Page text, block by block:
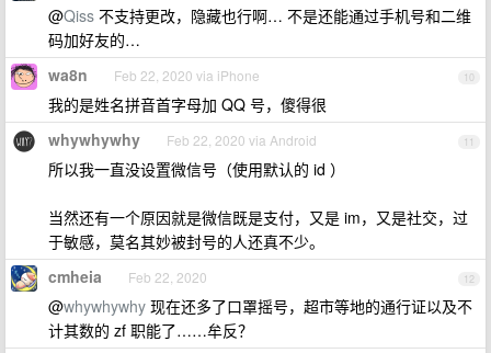
@Qiss 不支持更改，隐藏也行啊… 不是还能通过手机号和二维
码加好友的…
10
wa8n Feb 22, 2020 via iPhone
我的是姓名拼音首字母加 QQ 号，傻得很
11
whywhywhy Feb 22, 2020 via Android
所以我一直没设置微信号（使用默认的 id ）
当然还有一个原因就是微信既是支付，又是 im，又是社交，过
于敏感，莫名其妙被封号的人还真不少。
12
cmheia Feb 22, 2020
@whywhywhy 现在还多了口罩摇号，超市等地的通行证以及不
计其数的 zf 职能了……牟反？